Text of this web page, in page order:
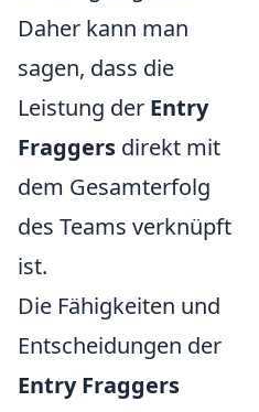
Daher kann man
sagen, dass die
Leistung der Entry
Fraggers direkt mit
dem Gesamterfolg
des Teams verknüpft
ist.
Die Fähigkeiten und
Entscheidungen der
Entry Fraggers